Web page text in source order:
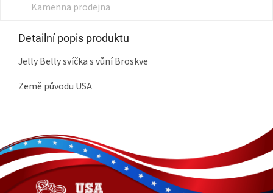
Kamenna prodejna
Detailní popis produktu
Jelly Belly svíčka s vůní Broskve
Země původu USA
á
p
a